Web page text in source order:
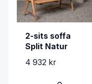
2-sits soffa
Split Natur
4 932 kr